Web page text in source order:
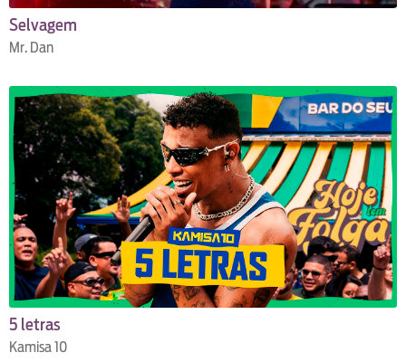
Selvagem
Mr. Dan
5 letras
Kamisa 10